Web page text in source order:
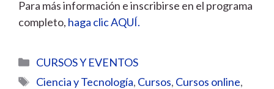
Para más información e inscribirse en el programa
completo, haga clic AQUÍ.
Categorías
CURSOS Y EVENTOS
Etiquetas
Ciencia y Tecnología, Cursos, Cursos online,